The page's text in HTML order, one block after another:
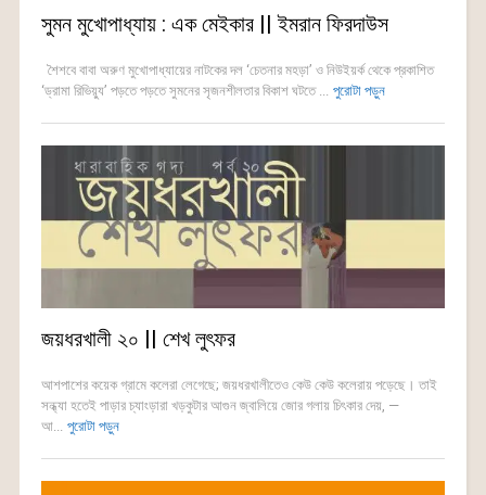
সুমন মুখোপাধ্যায় : এক মেইকার || ইমরান ফিরদাউস
শৈশবে বাবা অরুণ মুখোপাধ্যায়ের নাটকের দল ‘চেতনার মহড়া’ ও নিউইয়র্ক থেকে প্রকাশিত
‘ড্রামা রিভিয়্যু’ পড়তে পড়তে সুমনের সৃজনশীলতার বিকাশ ঘটতে ... পুরোটা পড়ুন
জয়ধরখালী ২০ || শেখ লুৎফর
আশপাশের কয়েক গ্রামে কলেরা লেগেছে; জয়ধরখালীতেও কেউ কেউ কলেরায় পড়েছে। তাই
সন্ধ্যা হতেই পাড়ার চ্যাংড়ারা খড়কুটার আগুন জ্বালিয়ে জোর গলায় চিৎকার দেয়, —
আ... পুরোটা পড়ুন